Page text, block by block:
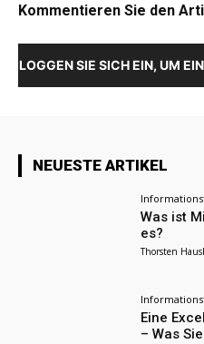
Kommentieren Sie den
LOGGEN SIE SICH EIN, UM
NEUESTE ARTIKEL
Was ist
es?
Thorsten
Eine
– Was